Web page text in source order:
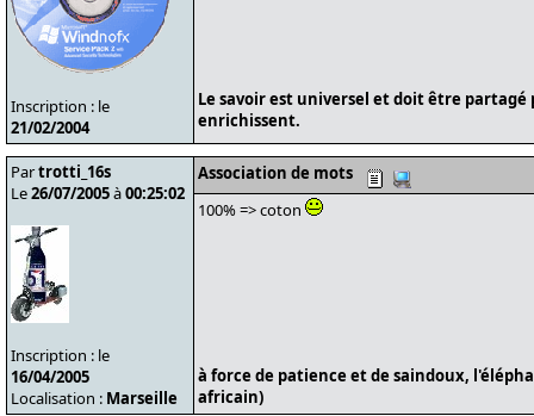
Inscription : le
21/02/2004
Le savoir est universel et doit être partagé
enrichissent.
Partrotti_16s
Le26/07/2005à00:25:02
Inscription : le
16/04/2005
Localisation : Marseille
Association de mots
100% => coton
à force de patience et de saindoux,
africain)